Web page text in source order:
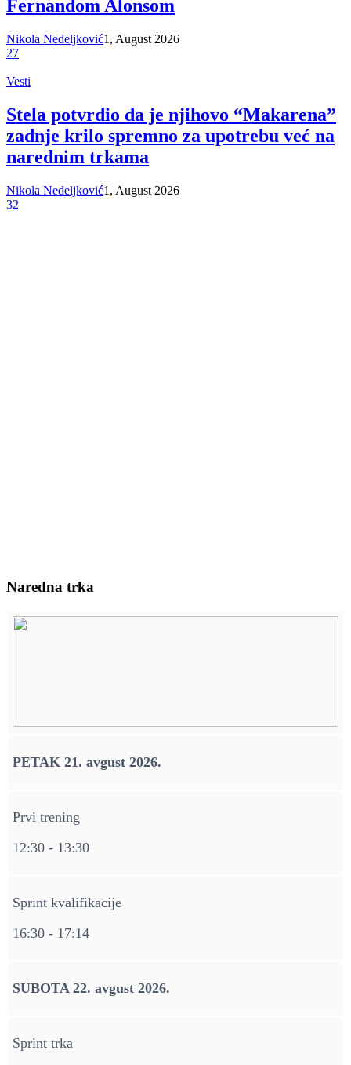
Fernandom Alonsom
Nikola Nedeljković1, August 2026
27
Vesti
Stela potvrdio da je njihovo “Makarena”
zadnje krilo spremno za upotrebu već na
narednim trkama
Nikola Nedeljković1, August 2026
32
Naredna trka
PETAK 21. avgust 2026.
Prvi trening
12:30 - 13:30
Sprint kvalifikacije
16:30 - 17:14
SUBOTA 22. avgust 2026.
Sprint trka